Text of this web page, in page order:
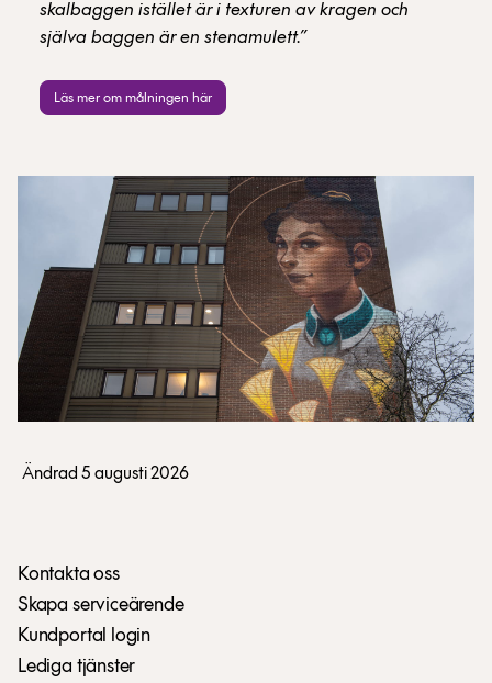
skalbaggen istället är i texturen av kragen och
själva baggen är en stenamulett.”
Läs mer om målningen här
Ändrad 5 augusti 2026
Kontakta oss
Skapa serviceärende
Kundportal login
Lediga tjänster